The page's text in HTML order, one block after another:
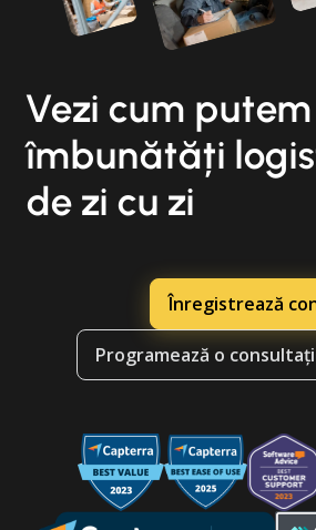
Vezi cum putem
îmbunătăți
de zi cu zi
Înregistrează
Programează o